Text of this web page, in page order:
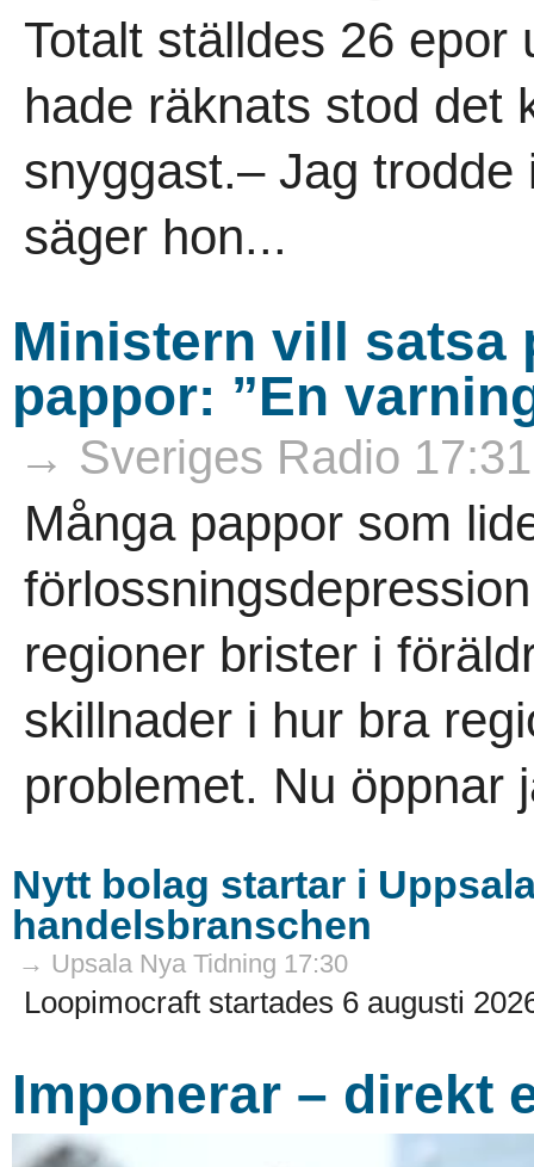
Totalt ställdes 26
hade räknats stod det
snyggast.– Jag
säger hon...
Ministern vill satsa
pappor: ”En
→ Sveriges Radio 17:31
Många pappor som
regioner brister i
skillnader i hur bra
problemet. Nu öppnar
Nytt bolag startar i
handelsbranschen
→ Upsala Nya Tidning 17:30
Loopimocraft startades 6 augusti
Imponerar – direkt